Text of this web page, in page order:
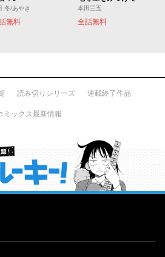
冬/あやき
無料
本田三五
全話無料
読み切りシリーズ 連載終了作品
ミックス最新情報
読み放題！ ジャンプルーキー！